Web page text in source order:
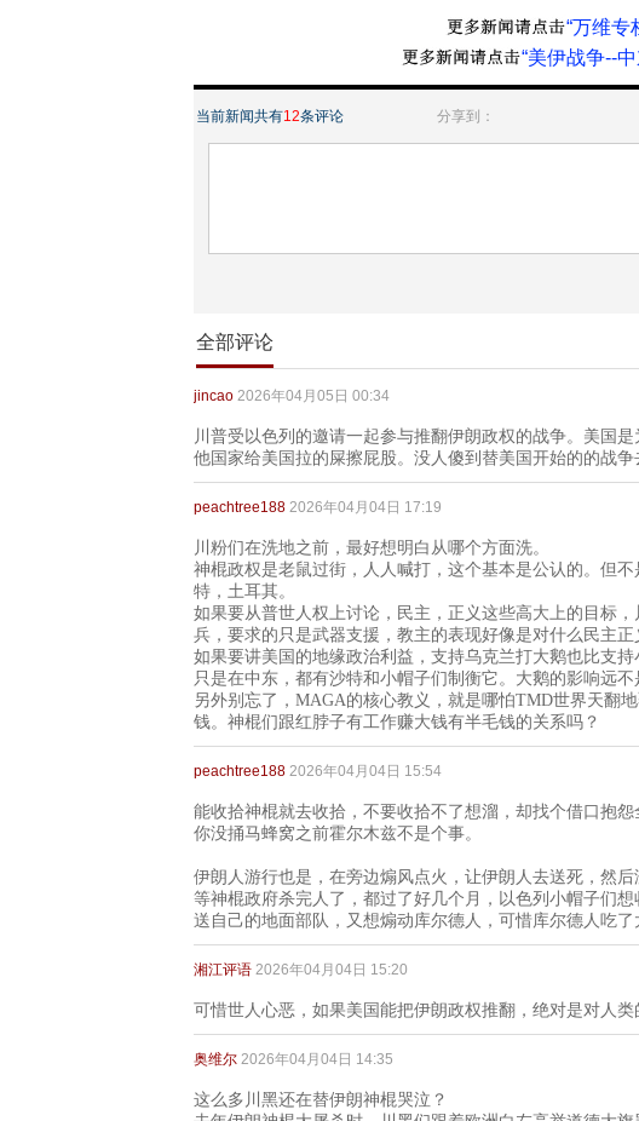
“万维专
“美伊战争--
当前新闻共有12条评论 分享到：
全部评论
jincao 2026年04月05日 00:34
川普受以色列的邀请一起参与推翻伊朗政权的战争。美国
他国家给美国拉的屎擦屁股。没人傻到替美国开始的的战争
peachtree188 2026年04月04日 17:19
川粉们在洗地之前，最好想明白从哪个方面洗。
神棍政权是老鼠过街，人人喊打，这个基本是公认的。但
特，土耳其。
如果要从普世人权上讨论，民主，正义这些高大上的目标
兵，要求的只是武器支援，教主的表现好像是对什么民主正
如果要讲美国的地缘政治利益，支持乌克兰打大鹅也比支
只是在中东，都有沙特和小帽子们制衡它。大鹅的影响远不
另外别忘了，MAGA的核心教义，就是哪怕TMD世界天翻
钱。神棍们跟红脖子有工作赚大钱有半毛钱的关系吗？
peachtree188 2026年04月04日 15:54
能收拾神棍就去收拾，不要收拾不了想溜，却找个借口抱
你没捅马蜂窝之前霍尔木兹不是个事。
伊朗人游行也是，在旁边煽风点火，让伊朗人去送死，然
等神棍政府杀完人了，都过了好几个月，以色列小帽子们
送自己的地面部队，又想煽动库尔德人，可惜库尔德人吃了
湘江评语 2026年04月04日 15:20
可惜世人心恶，如果美国能把伊朗政权推翻，绝对是对人类
奥维尔 2026年04月04日 14:35
这么多川黑还在替伊朗神棍哭泣？